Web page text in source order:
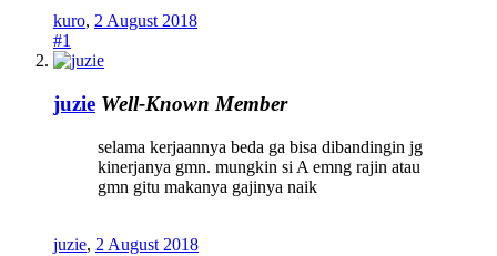
kuro, 2 August 2018
#1
juzie Well-Known Member
selama kerjaannya beda ga bisa dibandingin jg
kinerjanya gmn. mungkin si A emng rajin atau
gmn gitu makanya gajinya naik
juzie, 2 August 2018